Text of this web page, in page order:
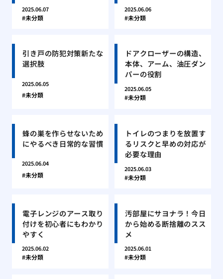
2025.06.07
未分類
2025.06.06
未分類
引き戸の防犯対策新たな
選択肢
2025.06.05
未分類
ドアクローザーの構造、
本体、アーム、油圧ダン
パーの役割
2025.06.05
未分類
蜂の巣を作らせないため
にやるべき日常的な習慣
2025.06.04
未分類
トイレのつまりを放置す
るリスクと早めの対応が
必要な理由
2025.06.03
未分類
電子レンジのアース取り
付けを初心者にもわかり
やすく
2025.06.02
未分類
汚部屋にサヨナラ！今日
から始める断捨離のスス
メ
2025.06.01
未分類